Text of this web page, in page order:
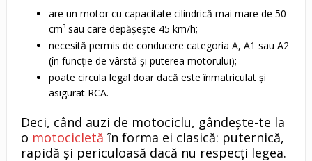
are un motor cu capacitate cilindrică mai mare de 50
cm³ sau care depășește 45 km/h;
necesită permis de conducere categoria A, A1 sau A2
(în funcție de vârstă și puterea motorului);
poate circula legal doar dacă este înmatriculat și
asigurat RCA.
Deci, când auzi de motociclu, gândește-te la
o motocicletă în forma ei clasică: puternică,
rapidă și periculoasă dacă nu respecți legea.